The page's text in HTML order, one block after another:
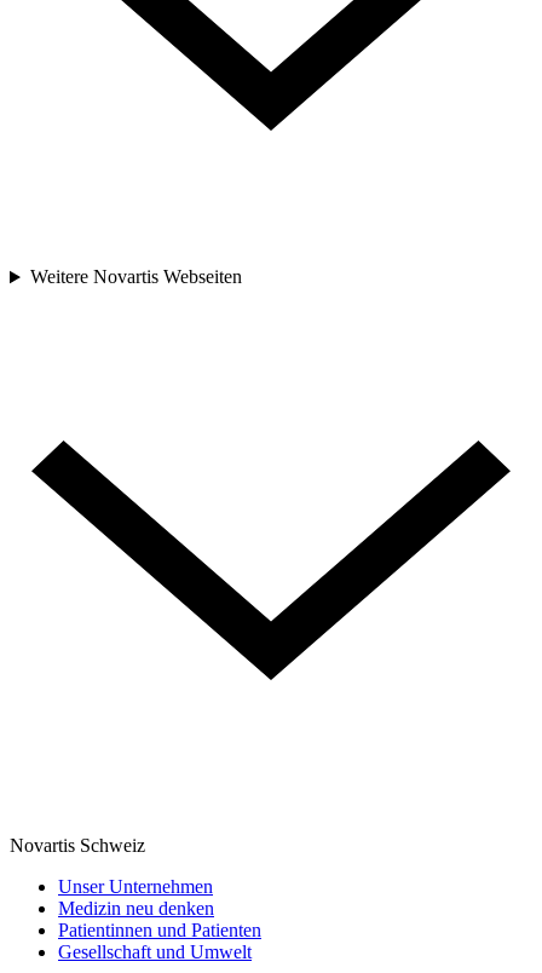
Weitere Novartis Webseiten
Novartis Schweiz
Unser Unternehmen
Medizin neu denken
Patientinnen und Patienten
Gesellschaft und Umwelt